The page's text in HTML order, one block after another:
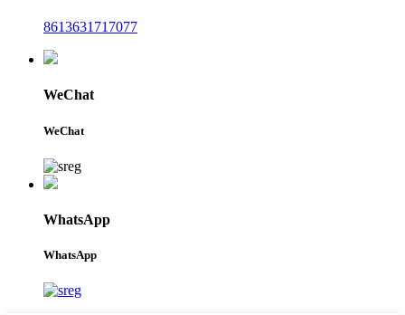
8613631717077
WeChat
WeChat
WhatsApp
WhatsApp